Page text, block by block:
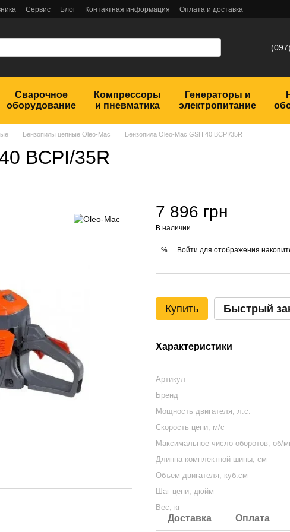
Сервис Блог Контактная информация
Оплата и доставка
Сварочное
оборудование
Компрессоры
и пневматика
Генераторы и
электропитание
Бензопилы цепные Oleo-Mac Бензопила Oleo-Mac GSH 40 BCPI/35R
BCPI/35R
7 896 грн
В наличии
% Войти для отображения
Купить Быстрый
Характеристики
Артикул
Бренд
Мощность двигателя, л.с.
Скорость цепи, м/с
Максимальное число оборотов, об/
Длинна комплектной шины, см
Объем двигателя, куб.см
Шаг цепи, дюйм
Вес, кг
Доставка Оплата